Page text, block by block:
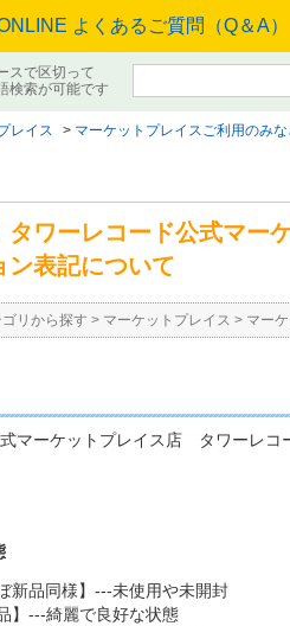
スで区切って
検索が可能です
レイス > マーケットプレイスご利用のみ
タワーレコード公式マ
ン表記について
ゴリから探す > マーケットプレイス > マー
マーケットプレイス店 タワーレ
ぼ新品同様】---未使用や未開封
品】---綺麗で良好な状態